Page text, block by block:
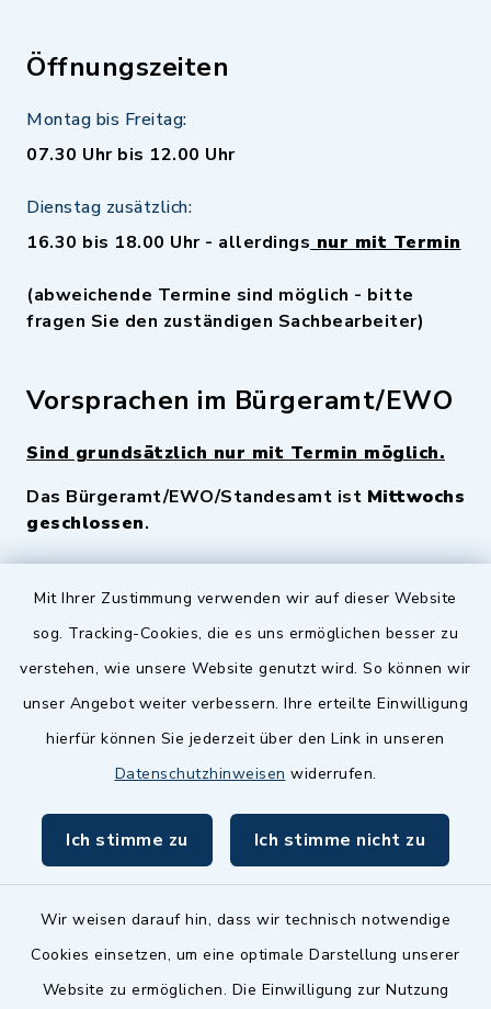
Mit Ihrer Zustimmung verwenden wir auf dieser Website
sog. Tracking-Cookies, die es uns ermöglichen besser zu
verstehen, wie unsere Website genutzt wird. So können wir
unser Angebot weiter verbessern. Ihre erteilte Einwilligung
hierfür können Sie jederzeit über den Link in unseren
Datenschutzhinweisen widerrufen.
Ich stimme zu Ich stimme nicht zu
Wir weisen darauf hin, dass wir technisch notwendige
Cookies einsetzen, um eine optimale Darstellung unserer
Website zu ermöglichen. Die Einwilligung zur Nutzung
Öffnungszeiten
Montag bis Freitag:
07.30 Uhr bis 12.00 Uhr
Dienstag zusätzlich:
16.30 bis 18.00 Uhr - allerdings nur mit Termin
(abweichende Termine sind möglich - bitte
fragen Sie den zuständigen Sachbearbeiter)
Vorsprachen im Bürgeramt/EWO
Sind grundsätzlich nur mit Termin möglich.
Das Bürgeramt/EWO/Standesamt ist Mittwochs
geschlossen.
Quicklinks
Zenngrund Allianz
Dillenberggruppe
inixmedia GmbH